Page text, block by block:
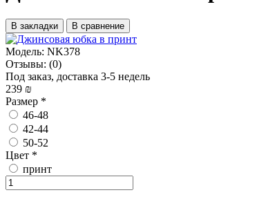
В закладки В сравнение
Модель: NK378
Отзывы: (0)
Под заказ, доставка 3-5 недель
239 ₪
Размер *
46-48
42-44
50-52
Цвет *
принт